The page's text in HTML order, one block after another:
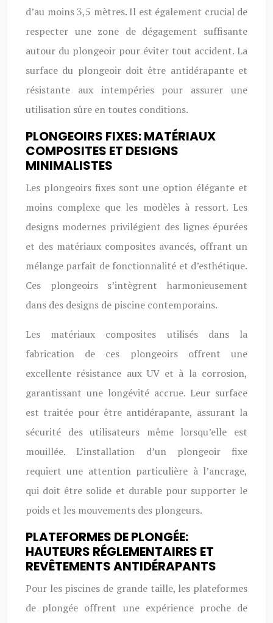
d’au moins 3,5 mètres. Il est également crucial de
respecter une zone de dégagement suffisante
autour du plongeoir pour éviter tout accident. La
surface du plongeoir doit être antidérapante et
résistante aux intempéries pour assurer une
utilisation sûre en toutes conditions.
PLONGEOIRS FIXES: MATÉRIAUX
COMPOSITES ET DESIGNS
MINIMALISTES
Les plongeoirs fixes sont une option élégante et
moins complexe que les modèles à ressort. Les
designs modernes privilégient des lignes épurées
et des matériaux composites avancés, offrant un
mélange parfait de fonctionnalité et d’esthétique.
Ces plongeoirs s’intègrent harmonieusement
dans des designs de piscine contemporains.
Les matériaux composites utilisés dans la
fabrication de ces plongeoirs offrent une
excellente résistance aux UV et à la corrosion,
garantissant une longévité accrue. Leur surface
est traitée pour être antidérapante, assurant la
sécurité des utilisateurs même lorsqu’elle est
mouillée. L’installation d’un plongeoir fixe
requiert une attention particulière à l’ancrage,
qui doit être solide et durable pour supporter le
poids et les mouvements des plongeurs.
PLATEFORMES DE PLONGÉE:
HAUTEURS RÉGLEMENTAIRES ET
REVÊTEMENTS ANTIDÉRAPANTS
Pour les piscines de grande taille, les plateformes
de plongée offrent une expérience proche de